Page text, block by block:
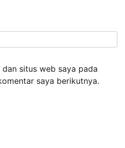
dan situs web saya pada
saya berikutnya.